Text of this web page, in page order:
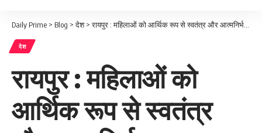
Daily Prime > Blog >देश>रायपुर : महिलाओं को आर्थिक रूप से स्वतंत्र और आत्मनिर्भर बनाना सरकार का संकल्प है: मंत्री बृजमोहन अग्रवाल…
देश
रायपुर : महिलाओं को
आर्थिक रूप से स्वतंत्र